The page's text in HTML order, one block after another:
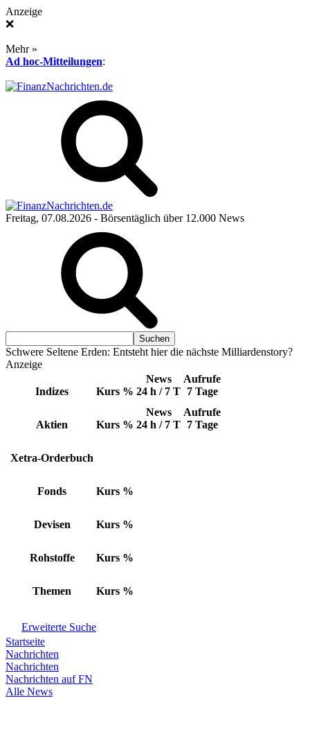
Anzeige
❌
Mehr »
Ad hoc-Mitteilungen:
Freitag, 07.08.2026 - Börsentäglich über 12.000 News
Schwere Seltene Erden: Entsteht hier die nächste Milliardenstory?
Anzeige
Indizes Kurs %
News
24 h / 7 T
Aufrufe
7 Tage
Aktien Kurs %
News
24 h / 7 T
Aufrufe
7 Tage
Xetra-Orderbuch
Fonds Kurs %
Devisen Kurs %
Rohstoffe Kurs %
Themen Kurs %
Erweiterte Suche
Startseite
Nachrichten
Nachrichten
Nachrichten auf FN
Alle News